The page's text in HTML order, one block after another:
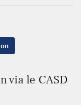
via le CASD